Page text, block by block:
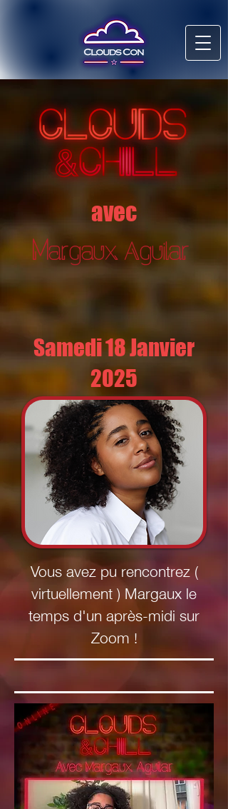
avec
Margaux Aguilar
Samedi 18 Janvier
2025
Vous avez pu rencontrez (
virtuellement ) Margaux le
temps d'un après-midi sur
Zoom !